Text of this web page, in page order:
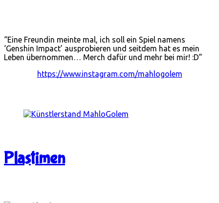
“Eine Freundin meinte mal, ich soll ein Spiel namens
‘Genshin Impact’ ausprobieren und seitdem hat es mein
Leben übernommen… Merch dafür und mehr bei mir! :D”
https://www.instagram.com/mahlogolem
Plastimen